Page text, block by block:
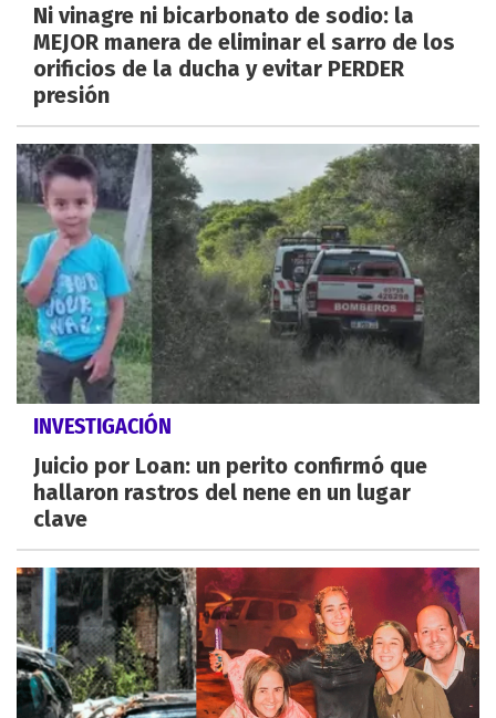
Ni vinagre ni bicarbonato de sodio: la
MEJOR manera de eliminar el sarro de los
orificios de la ducha y evitar PERDER
presión
INVESTIGACIÓN
Juicio por Loan: un perito confirmó que
hallaron rastros del nene en un lugar
clave